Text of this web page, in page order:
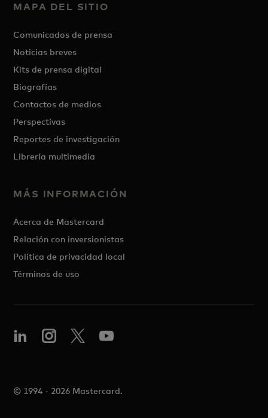
MAPA DEL SITIO
Comunicados de prensa
Noticias breves
Kits de prensa digital
Biografías
Contactos de medios
Perspectivas
Reportes de investigación
Librería multimedia
MÁS INFORMACIÓN
Acerca de Mastercard
Relación con inversionistas
Política de privacidad local
Términos de uso
© 1994 - 2026 Mastercard.